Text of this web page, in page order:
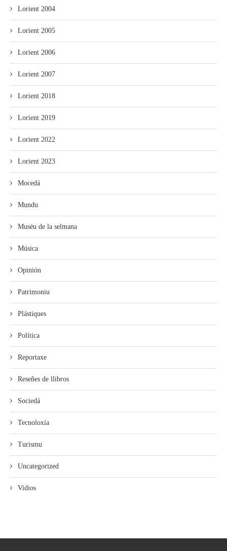
Lorient 2004
Lorient 2005
Lorient 2006
Lorient 2007
Lorient 2018
Lorient 2019
Lorient 2022
Lorient 2023
Mocedá
Mundu
Muséu de la selmana
Música
Opinión
Patrimoniu
Plástiques
Política
Reportaxe
Reseñes de llibros
Sociedá
Tecnoloxía
Turismu
Uncategorized
Vidios